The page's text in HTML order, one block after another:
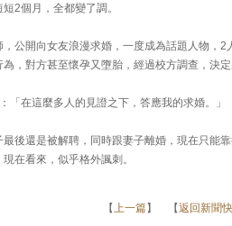
2個月，全都變了調。
，公開向女友浪漫求婚，一度成為話題人物，
，對方甚至懷孕又墮胎，經過校方調查，決
「在這麼多人的見證之下，答應我的求婚。」
最後還是被解聘，同時跟妻子離婚，現在只能
在看來，似乎格外諷刺。
【上一篇】 【返回新聞